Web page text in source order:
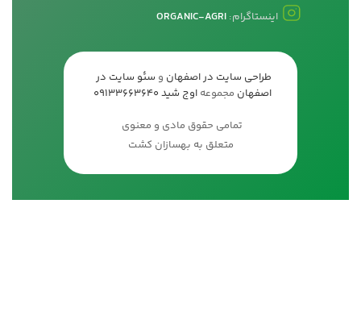
اینستاگرام:ORGANIC-AGRI
طراحی سایت در اصفهان و سئو سایت در
اصفهان مجموعه اوج شید 09133663640
تمامی حقوق مادی و معنوی
متعلق به بهسازان کشت